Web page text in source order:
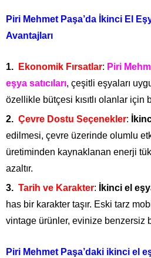
Piri Mehmet Paşa’da İkinci El
Avantajları
Ekonomik Fırsatlar: Piri
eşya satıcıları, çeşitli eşyaları
özellikle bütçesi kısıtlı olanlar için
Çevre Dostu Seçenekler:
edilmesi, çevre üzerinde olumlu
üretiminden kaynaklanan enerji
azaltır.
Tarih ve Karakter: İkinci el
has bir karakter taşır. Eski tarz
vintage ürünler, evinize benzersiz
Piri Mehmet Paşa’daki ikinci el